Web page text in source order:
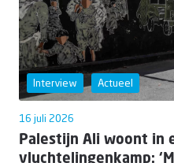
Interview Actueel
16 juli 2026
Palestijn Ali woont in
vluchtelingenkamp: